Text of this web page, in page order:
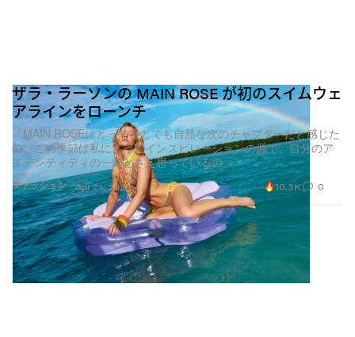
ファッション
ザラ・ラーソンの MAIN ROSE が初のスイムウェ
アラインをローンチ
「MAIN ROSEにとって、とても自然な次のチャプターだと感じた
の。この季節は私にとってインスピレーションの源で、自分のア
イデンティティの一部とさえ思っているの」
Apr 24, 2026 10.3K 0